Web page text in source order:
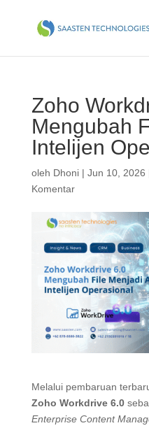
Zoho
Mengubah
Intelijen
oleh Dhoni| Jun 10, 2026
Komentar
Melalui pembaruan
Zoho Workdrive 6.0
Enterprise Content